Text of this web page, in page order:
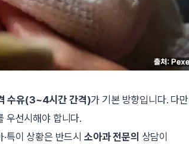
수유(3~4시간 간격)가 기본 방향입니다. 다만
우선시해야 합니다.
특이 상황은 반드시 소아과 전문의 상담이